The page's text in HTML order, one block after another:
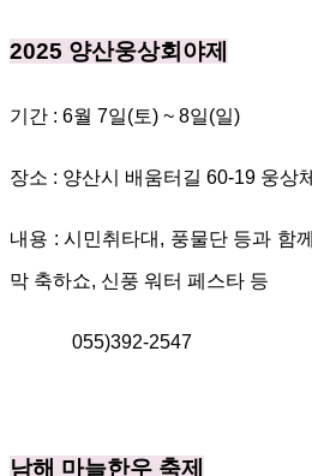
2025 양산웅상회야제
기간 : 6월 7일(토) ~ 8일(일)
장소 : 양산시 배움터길 60-19 웅상
내용 : 시민취타대 , 풍물단 등과 함
막 축하쇼, 신풍 워터 페스타 등
055)392-2547
남해 마늘한우 축제